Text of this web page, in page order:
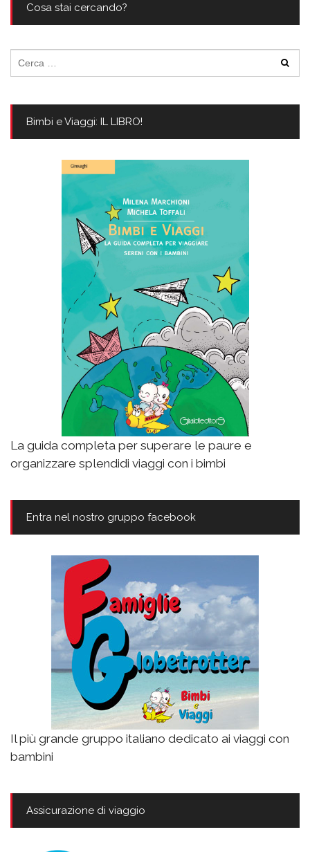
Cosa stai cercando?
per:
Bimbi e Viaggi: IL LIBRO!
La guida completa per superare le paure e
organizzare splendidi viaggi con i bimbi
Entra nel nostro gruppo facebook
Il più grande gruppo italiano dedicato ai viaggi con
bambini
Assicurazione di viaggio